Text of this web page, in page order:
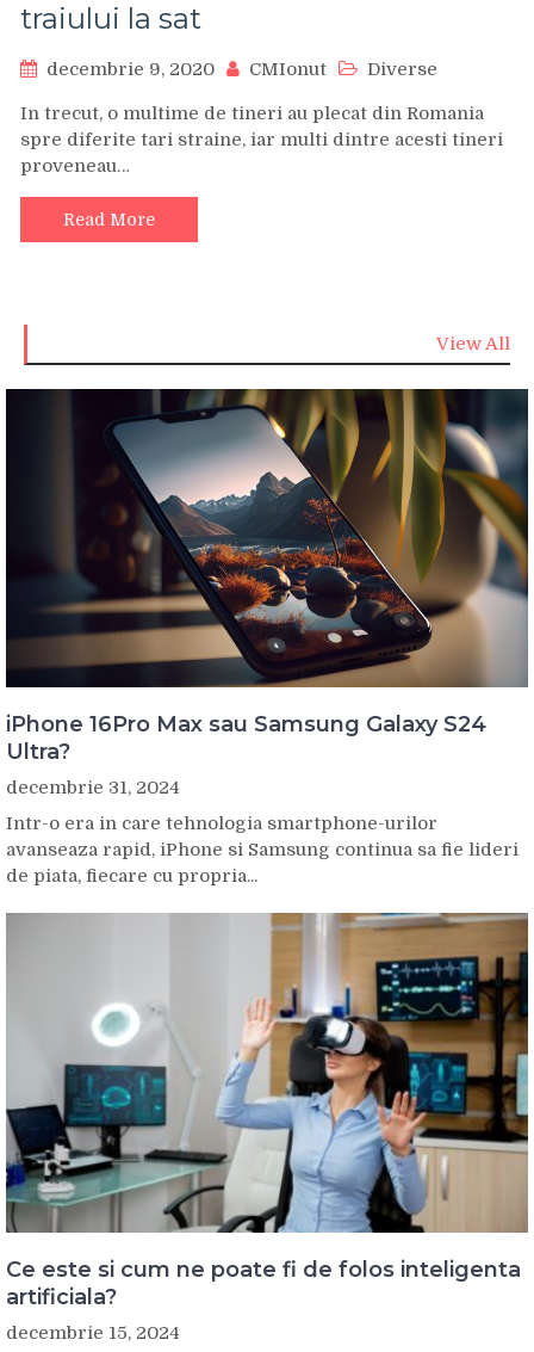
traiului la sat
decembrie 9, 2020 CMIonut Diverse
In trecut, o multime de tineri au plecat din Romania
spre diferite tari straine, iar multi dintre acesti tineri
proveneau…
Read More
View All
iPhone 16Pro Max sau Samsung Galaxy S24
Ultra?
decembrie 31, 2024
Intr-o era in care tehnologia smartphone-urilor
avanseaza rapid, iPhone si Samsung continua sa fie lideri
de piata, fiecare cu propria...
Ce este si cum ne poate fi de folos inteligenta
artificiala?
decembrie 15, 2024